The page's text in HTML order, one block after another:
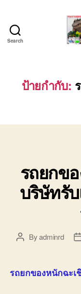
Search
ป้ายกำกับ:
รถยกข
บริษัทรั
PostByadminrd
รถยกของหนักฉะเ